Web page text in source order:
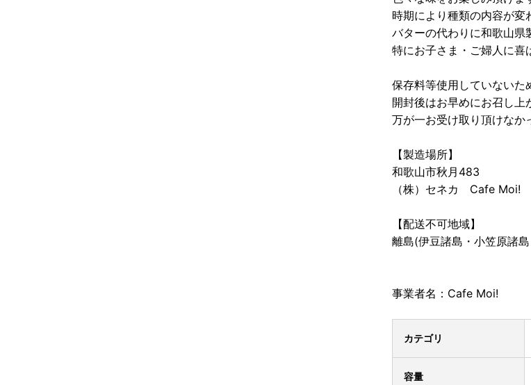
時期により種類の内容が変
バターの代わりに和歌山県
特にお子さま・ご婦人に喜
保存料等使用していないた
開封後はお早めにお召し上
万が一お受け取り頂けなか
【製造場所】
和歌山市秋月483
（株）セネカ Cafe Moi!
【配送不可地域】
離島(伊豆諸島・小笠原諸
事業者名：Cafe Moi!
カテゴリ
容量